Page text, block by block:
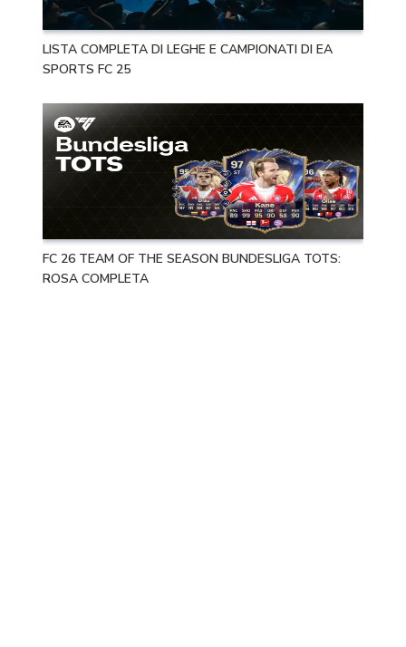
LISTA COMPLETA DI LEGHE E CAMPIONATI DI EA
SPORTS FC 25
FC 26 TEAM OF THE SEASON BUNDESLIGA TOTS:
ROSA COMPLETA